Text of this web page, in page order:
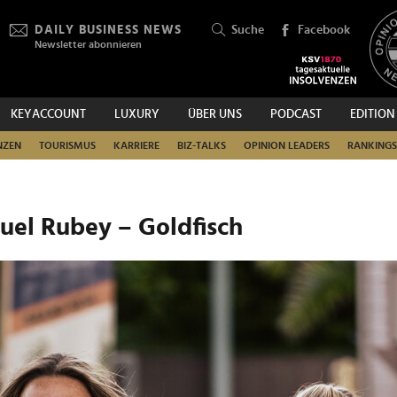
DAILY BUSINESS NEWS
Newsletter abonnieren
Suche Facebook
KEYACCOUNT LUXURY ÜBER UNS PODCAST EDITION
TOURISMUS KARRIERE BIZ-TALKS OPINION LEADERS RANKINGS
SUCHEN
Baden - Manuel Rubey – Goldfisch